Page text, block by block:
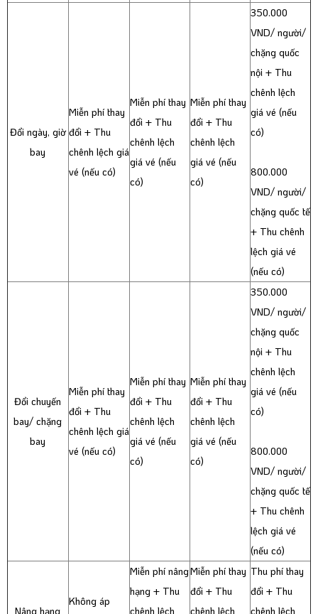
Đổi ngày, giờ
bay
Miễn phí thay
đổi + Thu
chênh lệch giá
vé (nếu có)
Miễn phí thay
đổi + Thu
chênh lệch
giá vé (nếu
có)
Miễn phí thay
đổi + Thu
chênh lệch
giá vé (nếu
có)
350.000
VND/ người/
chặng quốc
nội + Thu
chênh lệch
giá vé (nếu
có)
800.000
VND/ người/
chặng quốc tế
+ Thu chênh
lệch giá vé
(nếu có)
Đổi chuyến
bay/ chặng
bay
Miễn phí thay
đổi + Thu
chênh lệch giá
vé (nếu có)
Miễn phí thay
đổi + Thu
chênh lệch
giá vé (nếu
có)
Miễn phí thay
đổi + Thu
chênh lệch
giá vé (nếu
có)
350.000
VND/ người/
chặng quốc
nội + Thu
chênh lệch
giá vé (nếu
có)
800.000
VND/ người/
chặng quốc tế
+ Thu chênh
lệch giá vé
(nếu có)
Nâng hạng
Không áp
Miễn phí nâng
hạng + Thu
chênh lệch
Miễn phí thay
đổi + Thu
chênh lệch
Thu phí thay
đổi + Thu
chênh lệch